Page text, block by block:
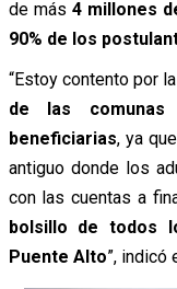
de más 4 millones
90% de los
“Estoy contento por
de las
beneficiarias, ya
antiguo donde los
con las cuentas a
bolsillo de todos
Puente Alto”, indicó